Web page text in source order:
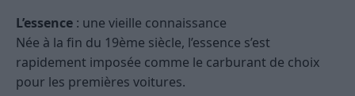
L’essence : une vieille connaissance
Née à la fin du 19ème siècle, l’essence s’est
rapidement imposée comme le carburant de choix
pour les premières voitures.